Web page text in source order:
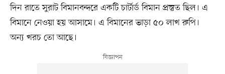
দিন রাতে সুরাট বিমানবন্দরে একটি চার্টার্ড বিমান প্রস্তুত ছিল। এ
বিমানে নেওয়া হয় আসামে। এ বিমানের ভাড়া ৫০ লাখ রুপি।
অন্য খরচ তো আছে।